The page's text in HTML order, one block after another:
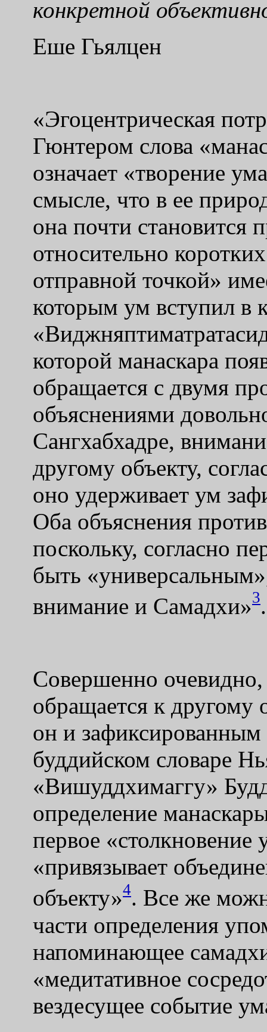
конкретной
Еше Гьялцен
«Эгоцентрическая
Гюнтером слова
означает «творение
смысле, что в ее
она почти становится
относительно
отправной точкой»
которым ум вступил в
которой манаскара
обращается с двумя
объяснениями
Сангхабхадре,
другому объекту,
оно удерживает ум
Оба объяснения
поскольку, согласно
быть
внимание и Самадхи»3.
Совершенно очевидно,
обращается к другому
он и зафиксированным
буддийском словаре
«Вишуддхимаггу»
определение
первое «столкновение
«привязывает
объекту»4. Все же
части определения
напоминающее
«медитативное
вездесущее событие